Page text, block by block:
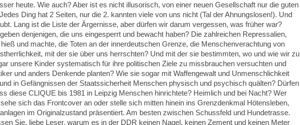
heute. Wie auch? Aber ist es nicht illusorisch, von einer neuen Gesellschaft nur die guten
Ding hat 2 Seiten, nur die 2. kannten viele von uns nicht (Tal der Ahnungslosen!). Und
Lang ist die Liste der Ärgernisse, aber dürfen wir darum vergessen, was früher war?
denjenigen, die uns eingesperrt und bewacht haben? Die zahlreichen Repressalien,
und machte, die Toten an der innerdeutschen Grenze, die Menschenverachtung von
mit der sie über uns herrschten? Und mit der sie bestimmten, wo und wie wir zu
unsere Kinder systematisch für ihre politischen Ziele zu missbrauchen versuchten und
und anders Denkende planten? Wie sie sogar mit Waffengewalt und Unmenschlichkeit
in Gefängnissen der Staatssicherheit Menschen physisch und psychisch quälten? Dürfen
diese CLIQUE bis 1981 in Leipzig Menschen hinrichtete? Heimlich und bei Nacht? Wer
sich das Frontcover an oder stelle sich mitten hinein ins Grenzdenkmal Hötensleben,
im Originalzustand präsentiert. Am besten zwischen Schussfeld und Hundetrasse.
Sie, liebe Leser, warum es in der DDR keinen Nagel, keinen Zement und keinen Meter